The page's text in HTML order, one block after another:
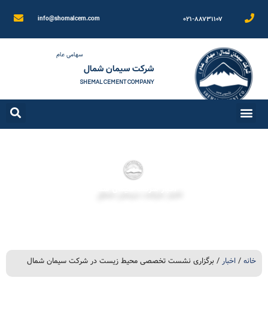
۰۲۱-۸۸۷۳۱۱۰۷ info@shomalcem.com
سهامی عام
شرکت سیمان شمال
SHEMAL CEMENT COMPANY
خانه/اخبار/ برگزاری نشست تخصصی محیط زیست در شرکت سیمان شمال